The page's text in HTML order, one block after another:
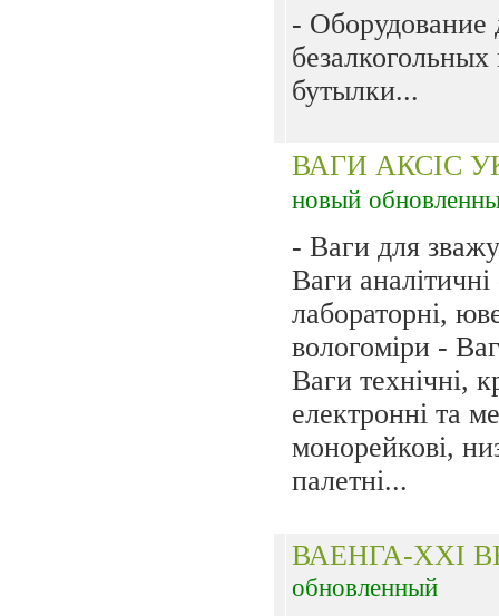
- Оборудование
бутылки...
ВАГИ АКСІС
новый
- Ваги для
Ваги
лабораторні,
вологоміри -
Ваги технічні,
електронні та
монорейкові,
палетні...
ВАЕНГА-ХХI
обновленный